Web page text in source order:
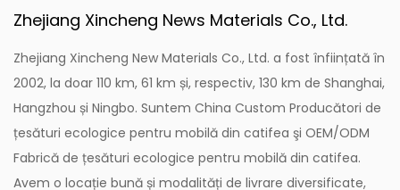
Zhejiang Xincheng News Materials Co., Ltd.
Zhejiang Xincheng New Materials Co., Ltd. a fost înființată în
2002, la doar 110 km, 61 km și, respectiv, 130 km de Shanghai,
Hangzhou și Ningbo. Suntem China Custom Producători de
țesături ecologice pentru mobilă din catifea şi OEM/ODM
Fabrică de țesături ecologice pentru mobilă din catifea.
Avem o locație bună și modalități de livrare diversificate,